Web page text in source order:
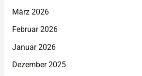
März 2026
Februar 2026
Januar 2026
Dezember 2025